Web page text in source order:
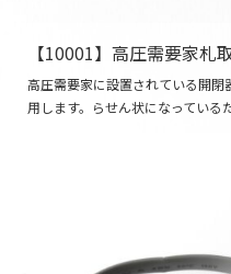
【10001】高圧需要家札
高圧需要家に設置されている開
用します。らせん状になっている